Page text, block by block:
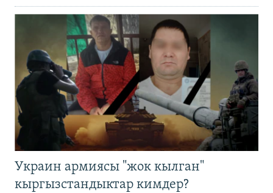
Украин армиясы "жок кылган"
кыргызстандыктар кимдер?